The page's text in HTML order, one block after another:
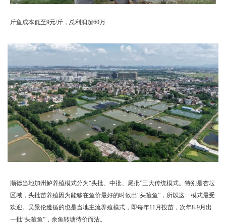
斤鱼成本低至9元/斤，总利润超60万
顺德当地加州鲈养殖模式分为“头批、中批、尾批”三大传统模式。特别是杏坛
区域，头批苗养殖因为能够在鱼价最好的时候出“头箍鱼”，所以这一模式最受
欢迎。吴景伦遵循的也是当地主流养殖模式，即每年11月投苗，次年8-9月出
一批“头箍鱼”，余鱼转塘待价而沽。